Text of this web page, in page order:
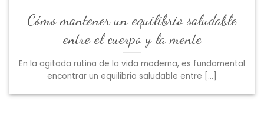
Cómo mantener un equilibrio saludable
entre el cuerpo y la mente
En la agitada rutina de la vida moderna, es fundamental
encontrar un equilibrio saludable entre [...]